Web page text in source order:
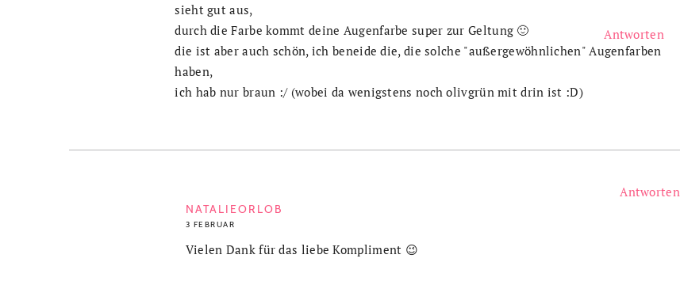
sieht gut aus,
durch die Farbe kommt deine Augenfarbe super zur Geltung 🙂
die ist aber auch schön, ich beneide die, die solche "außergewöhnlichen" Augenfarben
haben,
ich hab nur braun :/ (wobei da wenigstens noch olivgrün mit drin ist :D)
NATALIEORLOB
3 FEBRUAR
Antworten
Vielen Dank für das liebe Kompliment 😉
Antworten